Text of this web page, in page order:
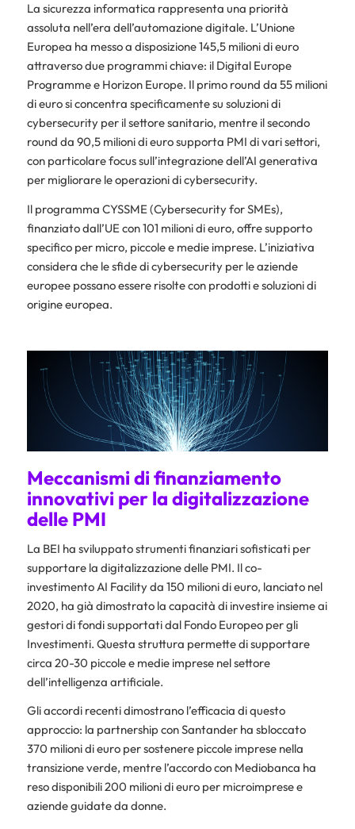
La sicurezza informatica rappresenta una priorità
assoluta nell’era dell’automazione digitale. L’Unione
Europea ha messo a disposizione 145,5 milioni di euro
attraverso due programmi chiave: il Digital Europe
Programme e Horizon Europe. Il primo round da 55 milioni
di euro si concentra specificamente su soluzioni di
cybersecurity per il settore sanitario, mentre il secondo
round da 90,5 milioni di euro supporta PMI di vari settori,
con particolare focus sull’integrazione dell’AI generativa
per migliorare le operazioni di cybersecurity.
Il programma CYSSME (Cybersecurity for SMEs),
finanziato dall’UE con 101 milioni di euro, offre supporto
specifico per micro, piccole e medie imprese. L’iniziativa
considera che le sfide di cybersecurity per le aziende
europee possano essere risolte con prodotti e soluzioni di
origine europea.
Meccanismi di finanziamento
innovativi per la digitalizzazione
delle PMI
La BEI ha sviluppato strumenti finanziari sofisticati per
supportare la digitalizzazione delle PMI. Il co-
investimento AI Facility da 150 milioni di euro, lanciato nel
2020, ha già dimostrato la capacità di investire insieme ai
gestori di fondi supportati dal Fondo Europeo per gli
Investimenti. Questa struttura permette di supportare
circa 20-30 piccole e medie imprese nel settore
dell’intelligenza artificiale.
Gli accordi recenti dimostrano l’efficacia di questo
approccio: la partnership con Santander ha sbloccato
370 milioni di euro per sostenere piccole imprese nella
transizione verde, mentre l’accordo con Mediobanca ha
reso disponibili 200 milioni di euro per microimprese e
aziende guidate da donne.